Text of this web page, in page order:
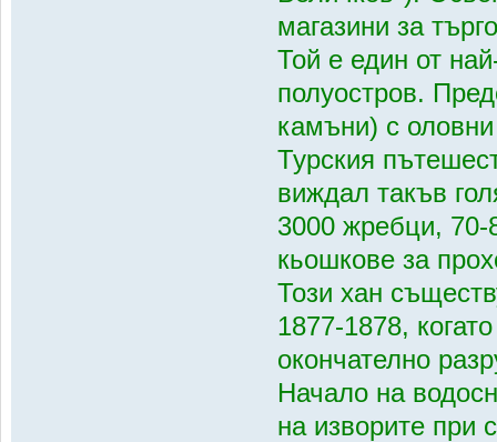
магазини за
Той е един от
полуостров.
камъни) с
Турския
виждал такъв
3000 жребци,
кьошкове за
Този хан
1877-1878,
окончателно
Начало на
на изворите при